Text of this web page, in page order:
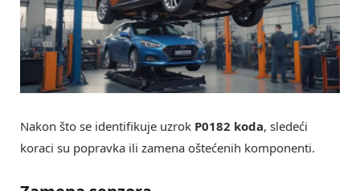
Nakon što se identifikuje uzrok P0182 koda, sledeći
koraci su popravka ili zamena oštećenih komponenti.